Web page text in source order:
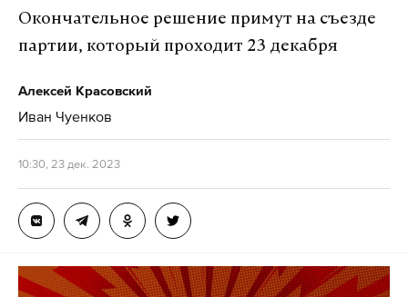
Окончательное решение примут на съезде
партии, который проходит 23 декабря
Алексей Красовский
Иван Чуенков
10:30, 23 дек. 2023